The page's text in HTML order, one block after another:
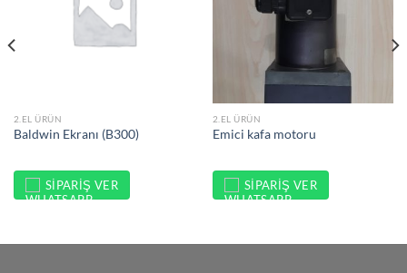
2.EL ÜRÜN
Baldwin Ekranı (B300)
SIPARIŞ VER
2.EL ÜRÜN
Emici kafa motoru
SIPARIŞ VER